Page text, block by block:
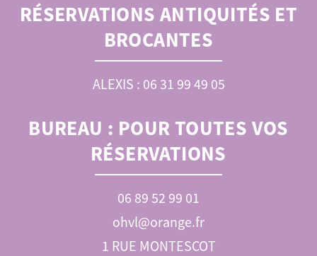
RÉSERVATIONS ANTIQUITÉS ET
BROCANTES
ALEXIS : 06 31 99 49 05
BUREAU : POUR TOUTES VOS
RÉSERVATIONS
06 89 52 99 01
ohvl@orange.fr
1 RUE MONTESCOT